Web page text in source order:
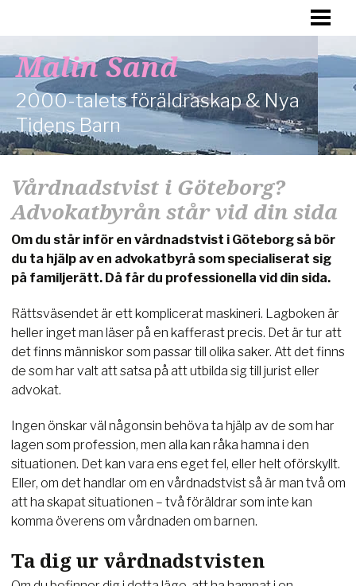
FÖRÄLDRASKAP
DAGENS BARN
HÄLSA
FAMILJ
OM MIG
Malin Sand
2000-talets föräldraskap & Nya
Tidens Barn
Vårdnadstvist i Göteborg?
Advokatbyrån står vid din sida
Om du står inför en vårdnadstvist i Göteborg så bör
du ta hjälp av en advokatbyrå som specialiserat sig
på familjerätt. Då får du professionella vid din sida.
Rättsväsendet är ett komplicerat maskineri. Lagboken är
heller inget man läser på en kafferast precis. Det är tur att
det finns människor som passar till olika saker. Att det finns
de som har valt att satsa på att utbilda sig till jurist eller
advokat.
Ingen önskar väl någonsin behöva ta hjälp av de som har
lagen som profession, men alla kan råka hamna i den
situationen. Det kan vara ens eget fel, eller helt oförskyllt.
Eller, om det handlar om en vårdnadstvist så är man två om
att ha skapat situationen – två föräldrar som inte kan
komma överens om vårdnaden om barnen.
Ta dig ur vårdnadstvisten